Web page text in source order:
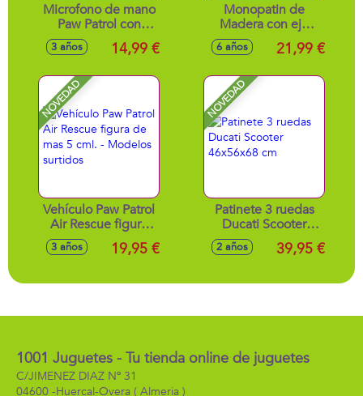
Microfono de mano
Paw Patrol con
amplificador,
melodías y luces 21
3 años 14,99 €
Monopatin de
Madera con eje
Aluminio y Rueda
Pvc soporta 50 Kg
Modelos surtidos
6 años 21,99 €
NOVEDAD
Vehículo Paw Patrol
Air Rescue figura
de mas 5 cml. -
Modelos surtidos
3 años 19,95 €
NOVEDAD
Patinete 3 ruedas
Ducati Scooter
46x56x68 cm
2 años 39,95 €
1001 Juguetes - Tu tienda online de juguetes
C/JIMENEZ DIAZ Nº 31
04600 -Huercal-Overa ( Almeria )